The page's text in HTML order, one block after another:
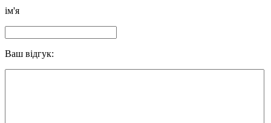
ім'я
Ваш відгук: